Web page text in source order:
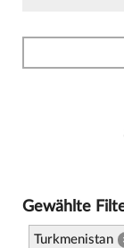
Gewählte
Turkmenistan